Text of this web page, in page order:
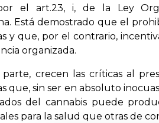
el art.23, i, de la Ley
Está demostrado que el
y que, por el contrario,
organizada.
parte, crecen las críticas al
que, sin ser en absoluto
del cannabis puede
para la salud que otras de